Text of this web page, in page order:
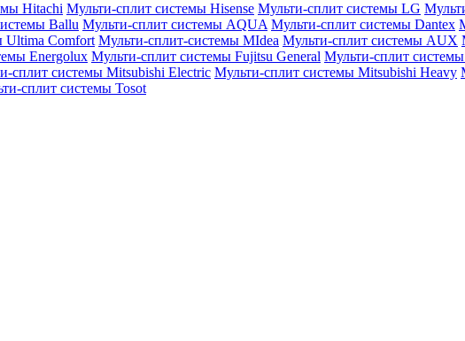
Hitachi Мульти-сплит системы Hisense Мульти-сплит системы LG
Ballu Мульти-сплит системы AQUA Мульти-сплит системы Dantex
Ultima Comfort Мульти-сплит-системы MIdea Мульти-сплит системы AUX
Energolux Мульти-сплит системы Fujitsu General Мульти-сплит
сплит системы Mitsubishi Electric Мульти-сплит системы Mitsubishi Heavy
сплит системы Tosot